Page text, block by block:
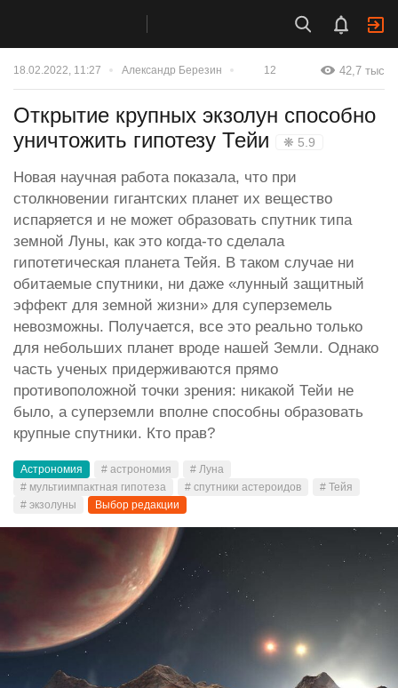
18.02.2022, 11:27 Александр Березин 12 42,7 тыс
Открытие крупных экзолун способно
уничтожить гипотезу Тейи
❋ 5.9
Новая научная работа показала, что при
столкновении гигантских планет их вещество
испаряется и не может образовать спутник типа
земной Луны, как это когда-то сделала
гипотетическая планета Тейя. В таком случае ни
обитаемые спутники, ни даже «лунный защитный
эффект для земной жизни» для суперземель
невозможны. Получается, все это реально только
для небольших планет вроде нашей Земли. Однако
часть ученых придерживаются прямо
противоположной точки зрения: никакой Тейи не
было, а суперземли вполне способны образовать
крупные спутники. Кто прав?
Астрономия # астрономия
# Луна
# мультиимпактная гипотеза
# спутники астероидов
# Тейя
# экзолуны
Выбор редакции